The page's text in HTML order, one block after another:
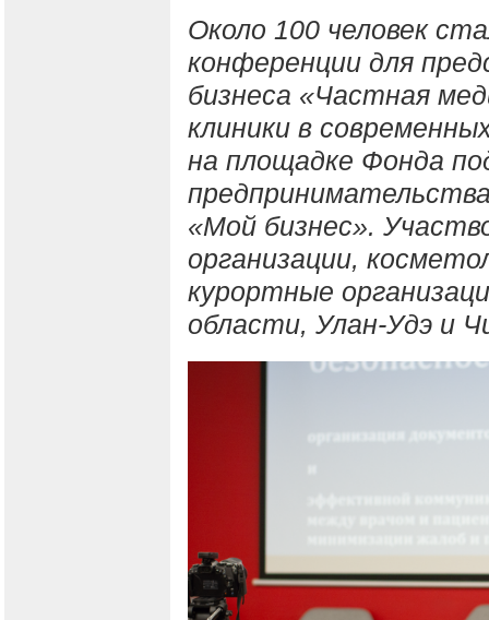
Около 100 человек
конференции для
бизнеса «Частная
клиники в
на площадке Фонда
«Мой бизнес».
организации,
курортные
области, Улан-Удэ и